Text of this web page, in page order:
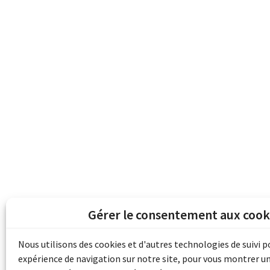
Gérer le consentement aux
Nous utilisons des cookies et d'autres technologies de suivi
expérience de navigation sur notre site, pour vous montrer
Les archives du son et de l'image d'Emile
grâce au financement de Bibliothèque et
pour les collectivités du patrimoine
d'aide aux musées (Accès numérique au